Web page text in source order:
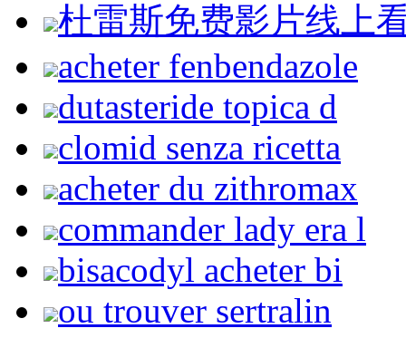
杜雷斯免费影片线上
acheter fenbendazole
dutasteride topica d
clomid senza ricetta
acheter du zithromax
commander lady era l
bisacodyl acheter bi
ou trouver sertralin